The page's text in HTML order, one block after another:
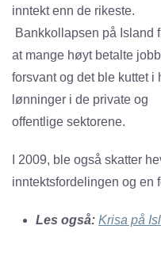
inntekt enn de rikeste.
Bankkollapsen på Island
at mange høyt betalte
forsvant og det ble kuttet i
lønninger i de private og
offentlige sektorene.
I 2009, ble også skatter
inntektsfordelingen og en
Les også: Krisa på